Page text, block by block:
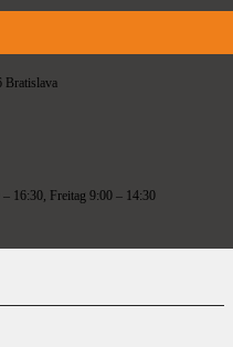
Bratislava
16:30, Freitag 9:00 – 14:30